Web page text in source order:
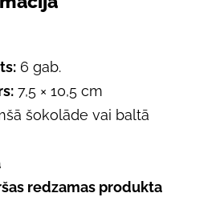
6 gab.
7,5 × 10,5 cm
šokolāde vai baltā
redzamas produkta